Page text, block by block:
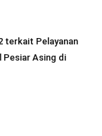
terkait Pelayanan
Pesiar Asing di